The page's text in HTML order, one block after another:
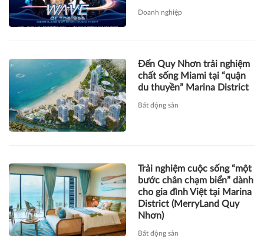
Doanh nghiệp
Đến Quy Nhơn trải nghiệm
chất sống Miami tại “quận
du thuyền” Marina District
Bất động sản
Trải nghiệm cuộc sống “một
bước chân chạm biển” dành
cho gia đình Việt tại Marina
District (MerryLand Quy
Nhơn)
Bất động sản